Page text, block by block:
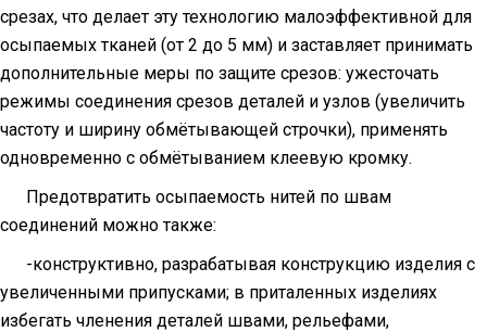
срезах, что делает эту технологию малоэффективной для
осыпаемых тканей (от 2 до 5 мм) и заставляет принимать
дополнительные меры по защите срезов: ужесточать
режимы соединения срезов деталей и узлов (увеличить
частоту и ширину обмётывающей строчки), применять
одновременно с обмётыванием клеевую кромку.
Предотвратить осыпаемость нитей по швам
соединений можно также:
-конструктивно, разрабатывая конструкцию изделия с
увеличенными припусками; в приталенных изделиях
избегать членения деталей швами, рельефами,